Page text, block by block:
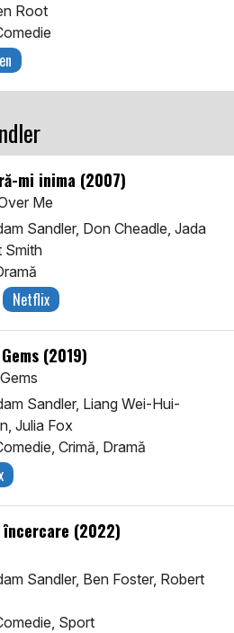
Root
mi inima (2007)
Me
Sandler, Don Cheadle, Jada
Smith
Netflix
(2019)
Sandler, Liang Wei-Hui-
Julia Fox
Crimă, Dramă
încercare (2022)
Sandler, Ben Foster, Robert
Sport